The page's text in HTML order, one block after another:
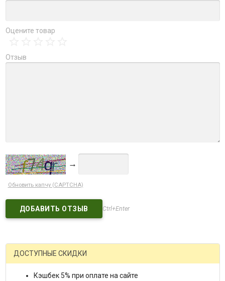
Оцените товар
Отзыв
→
Обновить капчу (CAPTCHA)
Ctrl+Enter
ДОСТУПНЫЕ СКИДКИ
Кэшбек 5% при оплате на сайте